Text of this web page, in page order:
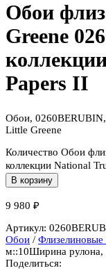
Обои
Greene
Papers II
Обои,
Little Greene
Количество Обои
коллекции National
В корзину
9 980 ₽
Артикул:
Обои / Флизелиновые
м::10Ширина рулона,
Поделиться: